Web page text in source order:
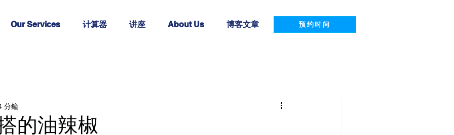
Our Services 计算器 讲座 About Us 博客文章 预约时间
的油辣椒
分鐘